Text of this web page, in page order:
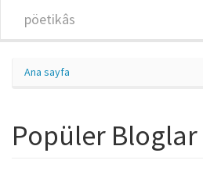
pöetikâs
Ana sayfa
Popüler Bloglar